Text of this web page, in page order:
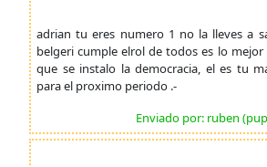
adrian tu eres numero 1 no la lleves a
belgeri cumple elrol de todos es lo
que se instalo la democracia, el es tu
para el proximo periodo .-
Enviado por: ruben